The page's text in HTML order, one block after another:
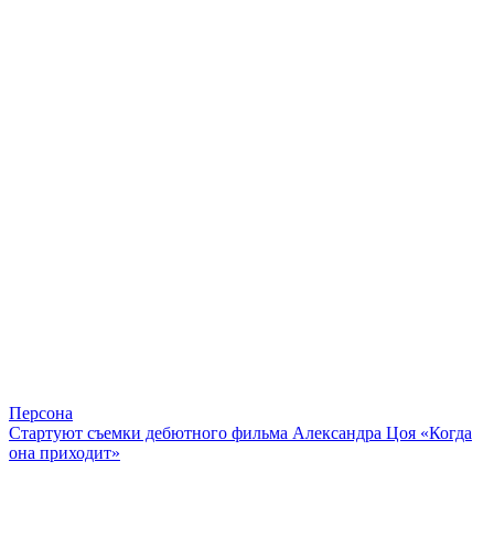
Персона
Стартуют съемки дебютного фильма Александра Цоя «Когда
она приходит»